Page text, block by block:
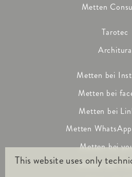
Metten
Tarotec
Architura
Metten bei
Metten bei
Metten bei
Metten
Metten bei
Metten bei
This website uses only